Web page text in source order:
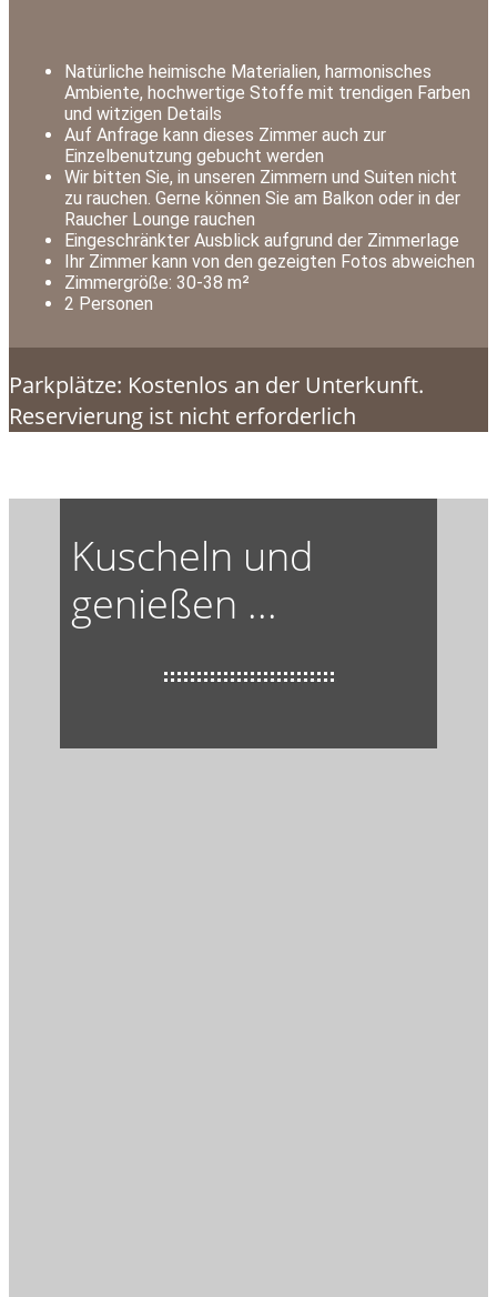
Natürliche heimische Materialien, harmonisches
Ambiente, hochwertige Stoffe mit trendigen Farben
und witzigen Details
Auf Anfrage kann dieses Zimmer auch zur
Einzelbenutzung gebucht werden
Wir bitten Sie, in unseren Zimmern und Suiten nicht
zu rauchen. Gerne können Sie am Balkon oder in der
Raucher Lounge rauchen
Eingeschränkter Ausblick aufgrund der Zimmerlage
Ihr Zimmer kann von den gezeigten Fotos abweichen
Zimmergröße: 30-38 m²
2 Personen
Parkplätze: Kostenlos an der Unterkunft.
Reservierung ist nicht erforderlich
Kuscheln und
genießen ...